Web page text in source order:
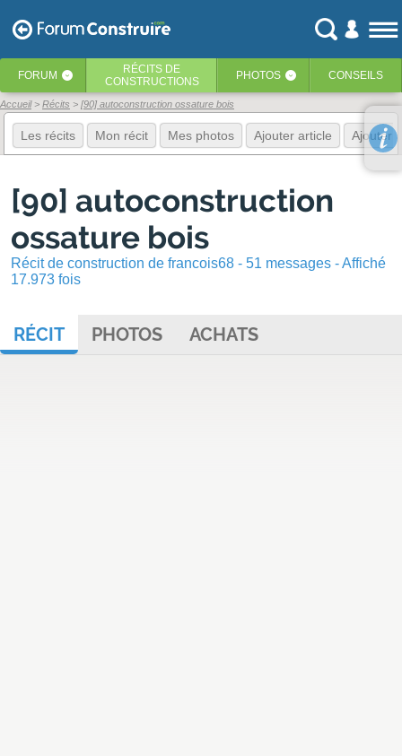
FORUM ‹ RÉCITS DE
CONSTRUCTIONS
PHOTOS ‹ CONSEILS
Accueil Récits [90] autoconstruction ossature bois
Les récits Mon récit Mes photos Ajouter article Ajouter
[90] autoconstruction
ossature bois
Récit de construction de francois68 - 51 messages - Affiché
17.973 fois
RÉCIT PHOTOS ACHATS